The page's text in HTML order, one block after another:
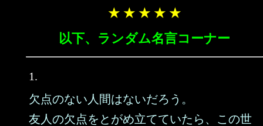
★ ★ ★ ★ ★
以下、ランダム名言コーナー
1.
欠点のない人間はないだろう。
友人の欠点をとがめ立てていたら、この世